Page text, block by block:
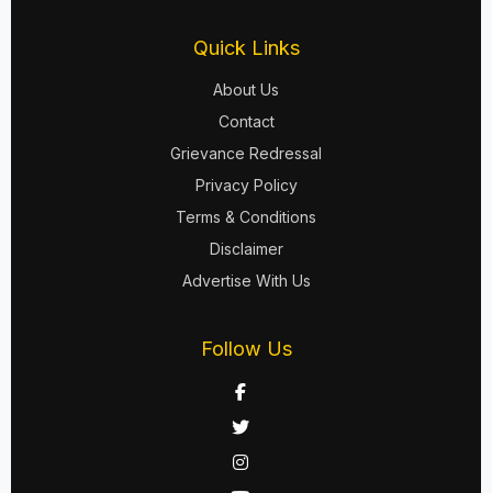
Quick Links
About Us
Contact
Grievance Redressal
Privacy Policy
Terms & Conditions
Disclaimer
Advertise With Us
Follow Us